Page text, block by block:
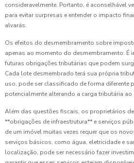
consideravelmente. Portanto, é aconselhável
para evitar surpresas e entender o impacto
alvarás.
Os efeitos do desmembramento sobre
apenas ao momento do desmembramento. É
futuras obrigações tributárias que podem
Cada lote desmembrado terá sua própria
uso, pode ser classificado de forma diferente
potencialmente alterando a carga tributária
Além das questões fiscais, os proprietários
**obrigações de infraestrutura** e serviços
de um imóvel muitas vezes requer que os
serviços básicos, como água, eletricidade e
localização, pode ser necessário fazer